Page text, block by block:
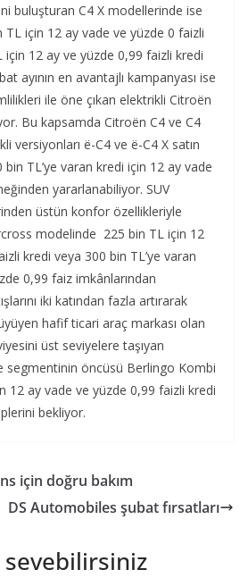
buluşturan C4 X modellerinde ise
TL için 12 ay vade ve yüzde 0 faizli
için 12 ay ve yüzde 0,99 faizli kredi
ayının en avantajlı kampanyası ise
ile öne çıkan elektrikli Citroën
Bu kapsamda Citroën C4 ve C4
versiyonları ë-C4 ve ë-C4 X satın
TL’ye varan kredi için 12 ay vade
yararlanabiliyor. SUV
üstün konfor özellikleriyle
modelinde 225 bin TL için 12
kredi veya 300 bin TL’ye varan
0,99 faiz imkânlarından
iki katından fazla artırarak
hafif ticari araç markası olan
üst seviyelere taşıyan
segmentinin öncüsü Berlingo Kombi
12 ay vade ve yüzde 0,99 faizli kredi
bekliyor.
için doğru bakım
DS Automobiles şubat fırsatları
sevebilirsiniz